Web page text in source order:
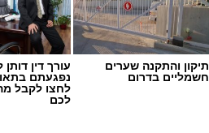
תיקון והתקנה שערים
חשמליים בדרום
עורך דין דותן
נפגעתם
לחצו לקבל
לכם